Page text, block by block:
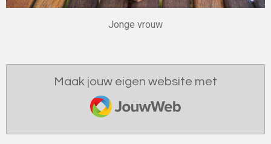
Jonge vrouw
Maak jouw eigen website met
JouwWeb